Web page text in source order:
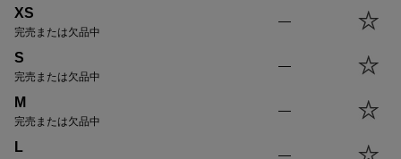
XS
完売または欠品中
—
S
完売または欠品中
—
M
完売または欠品中
—
L
—